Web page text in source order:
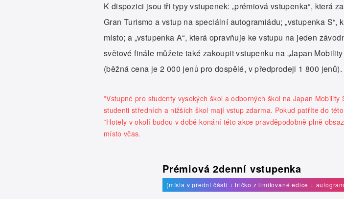
K dispozici jsou tři typy vstupenek: „prémiová vstupenka“, která
Gran Turismo a vstup na speciální autogramiádu; „vstupenka
místo; a „vstupenka A“, která opravňuje ke vstupu na jeden
světové finále můžete také zakoupit vstupenku na „Japan
(běžná cena je 2 000 jenů pro dospělé, v předprodeji 1 800 jenů).
*Vstupné pro studenty vysokých škol a odborných škol na Japan
studenti středních a nižších škol mají vstup zdarma. Pokud patříte do
*Hotely v okolí budou v době konání této akce pravděpodobně plně
místo včas.
Prémiová 2denní vstupenka
(místa v přední části + tričko z limitované edice +